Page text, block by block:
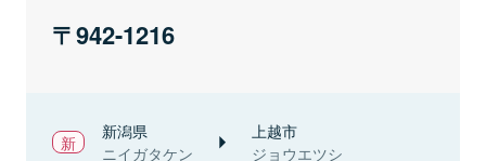
942-1216
新潟県
ニイガタケン
上越市
ジョウエツシ